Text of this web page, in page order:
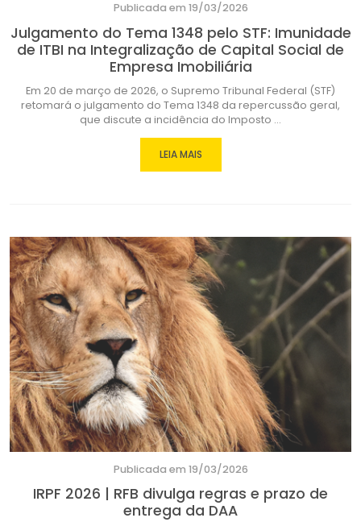
Publicada em 19/03/2026
Julgamento do Tema 1348 pelo STF: Imunidade
de ITBI na Integralização de Capital Social de
Empresa Imobiliária
Em 20 de março de 2026, o Supremo Tribunal Federal (STF)
retomará o julgamento do Tema 1348 da repercussão geral,
que discute a incidência do Imposto ...
LEIA MAIS
Publicada em 19/03/2026
IRPF 2026 | RFB divulga regras e prazo de
entrega da DAA